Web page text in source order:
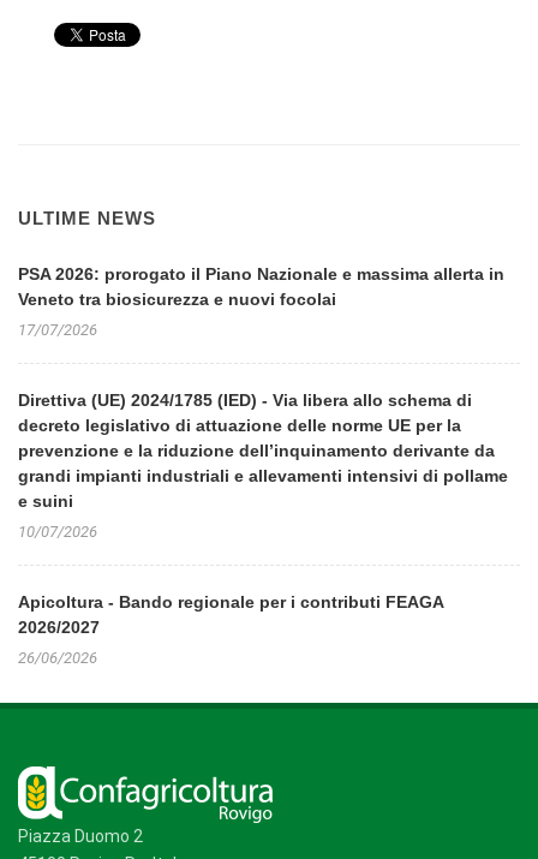
ULTIME NEWS
PSA 2026: prorogato il Piano Nazionale e massima allerta in
Veneto tra biosicurezza e nuovi focolai
17/07/2026
Direttiva (UE) 2024/1785 (IED) - Via libera allo schema di
decreto legislativo di attuazione delle norme UE per la
prevenzione e la riduzione dell’inquinamento derivante da
grandi impianti industriali e allevamenti intensivi di pollame
e suini
10/07/2026
Apicoltura - Bando regionale per i contributi FEAGA
2026/2027
26/06/2026
Piazza Duomo 2